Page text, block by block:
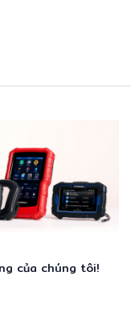
của chúng tôi!